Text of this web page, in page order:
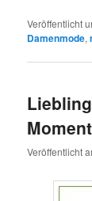
Veröffentlicht
Damenmode,
Veröffentlicht